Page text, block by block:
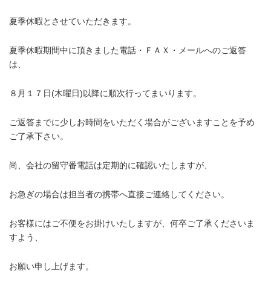
夏季休暇とさせていただきます。
夏季休暇期間中に頂きました電話・ＦＡＸ・メールへのご返答
は、
８月１７日(木曜日)以降に順次行ってまいります。
ご返答までに少しお時間をいただく場合がございますことを予め
ご了承下さい。
尚、会社の留守番電話は定期的に確認いたしますが、
お急ぎの場合は担当者の携帯へ直接ご連絡してください。
お客様にはご不便をお掛けいたしますが、何卒ご了承くださいま
すよう、
お願い申し上げます。